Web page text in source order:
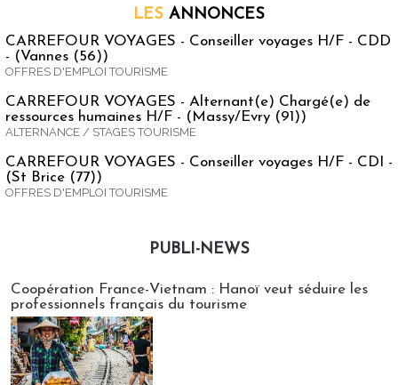
LES ANNONCES
CARREFOUR VOYAGES - Conseiller voyages H/F - CDD
- (Vannes (56))
OFFRES D'EMPLOI TOURISME
CARREFOUR VOYAGES - Alternant(e) Chargé(e) de
ressources humaines H/F - (Massy/Evry (91))
ALTERNANCE / STAGES TOURISME
CARREFOUR VOYAGES - Conseiller voyages H/F - CDI -
(St Brice (77))
OFFRES D'EMPLOI TOURISME
PUBLI-NEWS
Coopération France-Vietnam : Hanoï veut séduire les
professionnels français du tourisme